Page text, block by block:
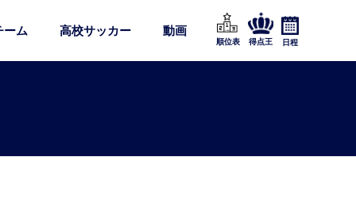
ーム 高校サッカー 動画
順位表 得点王 日程